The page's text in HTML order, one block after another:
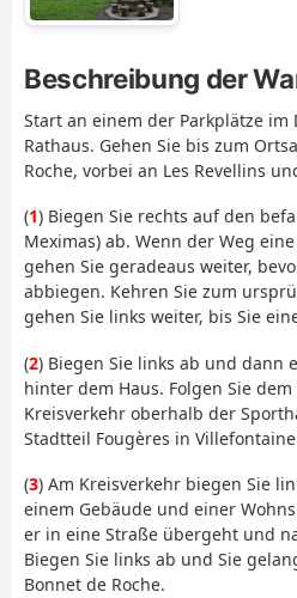
Beschreibung der
Start an einem der Parkplätze
Rathaus. Gehen Sie bis zum
Roche, vorbei an Les Revellins
(1) Biegen Sie rechts auf den
Meximas) ab. Wenn der Weg
gehen Sie geradeaus weiter,
abbiegen. Kehren Sie zum
gehen Sie links weiter, bis Sie
(2) Biegen Sie links ab und dann
hinter dem Haus. Folgen Sie
Kreisverkehr oberhalb der
Stadtteil Fougères in
(3) Am Kreisverkehr biegen Sie
einem Gebäude und einer
er in eine Straße übergeht und
Biegen Sie links ab und Sie
Bonnet de Roche.